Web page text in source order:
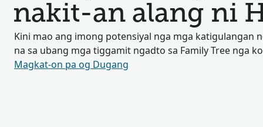
nakit-an alang ni
Kini mao ang imong potensiyal nga mga katigulangan
na sa ubang mga tiggamit ngadto sa Family Tree nga
Magkat-on pa og Dugang